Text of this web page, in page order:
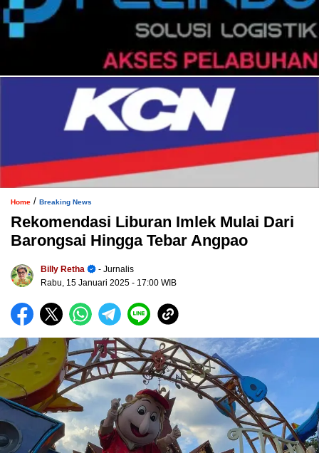
Home / Breaking News
Rekomendasi Liburan Imlek Mulai Dari
Barongsai Hingga Tebar Angpao
Billy Retha
- Jurnalis
Rabu, 15 Januari 2025 - 17:00 WIB